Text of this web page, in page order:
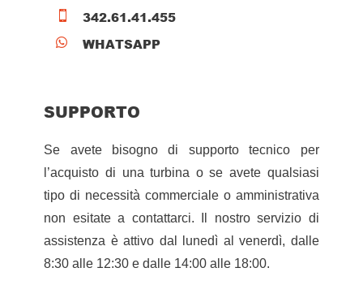
 342.61.41.455
 WHATSAPP
SUPPORTO
Se avete bisogno di supporto tecnico per
l’acquisto di una turbina o se avete qualsiasi
tipo di necessità commerciale o amministrativa
non esitate a contattarci. Il nostro servizio di
assistenza è attivo dal lunedì al venerdì, dalle
8:30 alle 12:30 e dalle 14:00 alle 18:00.